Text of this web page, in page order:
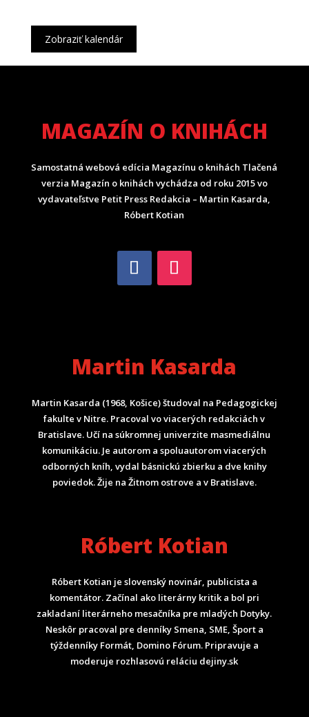
Zobraziť kalendár
MAGAZÍN O KNIHÁCH
Samostatná webová edícia Magazínu o knihách Tlačená
verzia Magazín o knihách vychádza od roku 2015 vo
vydavateľstve Petit Press Redakcia – Martin Kasarda,
Róbert Kotian
Martin Kasarda
Martin Kasarda (1968, Košice) študoval na Pedagogickej
fakulte v Nitre. Pracoval vo viacerých redakciách v
Bratislave. Učí na súkromnej univerzite masmediálnu
komunikáciu. Je autorom a spoluautorom viacerých
odborných kníh, vydal básnickú zbierku a dve knihy
poviedok. Žije na Žitnom ostrove a v Bratislave.
Róbert Kotian
Róbert Kotian je slovenský novinár, publicista a
komentátor. Začínal ako literárny kritik a bol pri
zakladaní literárneho mesačníka pre mladých Dotyky.
Neskôr pracoval pre denníky Smena, SME, Šport a
týždenníky Formát, Domino Fórum. Pripravuje a
moderuje rozhlasovú reláciu dejiny.sk